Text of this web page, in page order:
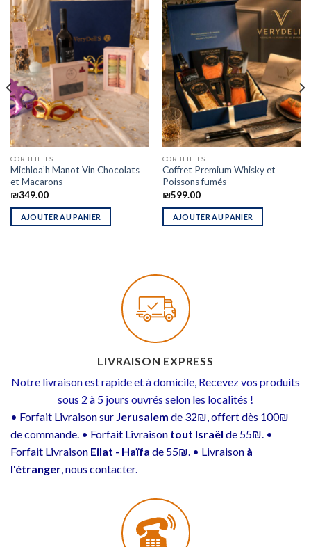
CORBEILLES
Michloa’h Manot Vin Chocolats
et Macarons
₪349.00
AJOUTER AU PANIER
CORBEILLES
Coffret Premium Whisky et
Poissons fumés
₪599.00
AJOUTER AU PANIER
LIVRAISON EXPRESS
Notre livraison est rapide et à domicile, Recevez vos produits
sous 2 à 5 jours ouvrés selon les localités !
• Forfait Livraison sur Jerusalem de 32₪, offert dès 100₪
de commande. • Forfait Livraison tout Israël de 55₪. •
Forfait Livraison Eilat - Haïfa de 55₪. • Livraison à
l'étranger, nous contacter.